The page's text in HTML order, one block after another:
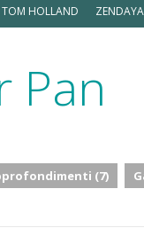
TOM HOLLAND ZENDAYA
Pan
(7)